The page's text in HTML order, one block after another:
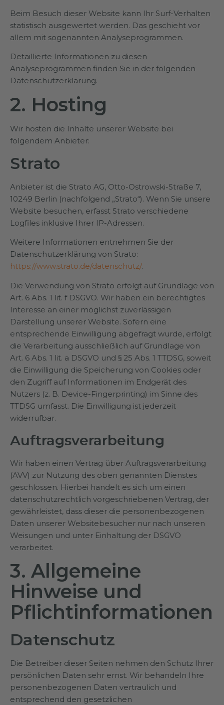
Beim Besuch dieser Website kann Ihr Surf-Verhalten
statistisch ausgewertet werden. Das geschieht vor
allem mit sogenannten Analyseprogrammen.
Detaillierte Informationen zu diesen
Analyseprogrammen finden Sie in der folgenden
Datenschutzerklärung.
2. Hosting
Wir hosten die Inhalte unserer Website bei
folgendem Anbieter:
Strato
Anbieter ist die Strato AG, Otto-Ostrowski-Straße 7,
10249 Berlin (nachfolgend „Strato“). Wenn Sie unsere
Website besuchen, erfasst Strato verschiedene
Logfiles inklusive Ihrer IP-Adressen.
Weitere Informationen entnehmen Sie der
Datenschutzerklärung von Strato:
https://www.strato.de/datenschutz/.
Die Verwendung von Strato erfolgt auf Grundlage von
Art. 6 Abs. 1 lit. f DSGVO. Wir haben ein berechtigtes
Interesse an einer möglichst zuverlässigen
Darstellung unserer Website. Sofern eine
entsprechende Einwilligung abgefragt wurde, erfolgt
die Verarbeitung ausschließlich auf Grundlage von
Art. 6 Abs. 1 lit. a DSGVO und § 25 Abs. 1 TTDSG, soweit
die Einwilligung die Speicherung von Cookies oder
den Zugriff auf Informationen im Endgerät des
Nutzers (z. B. Device-Fingerprinting) im Sinne des
TTDSG umfasst. Die Einwilligung ist jederzeit
widerrufbar.
Auftragsverarbeitung
Wir haben einen Vertrag über Auftragsverarbeitung
(AVV) zur Nutzung des oben genannten Dienstes
geschlossen. Hierbei handelt es sich um einen
datenschutzrechtlich vorgeschriebenen Vertrag, der
gewährleistet, dass dieser die personenbezogenen
Daten unserer Websitebesucher nur nach unseren
Weisungen und unter Einhaltung der DSGVO
verarbeitet.
3. Allgemeine
Hinweise und
Pflicht­informationen
Datenschutz
Die Betreiber dieser Seiten nehmen den Schutz Ihrer
persönlichen Daten sehr ernst. Wir behandeln Ihre
personenbezogenen Daten vertraulich und
entsprechend den gesetzlichen